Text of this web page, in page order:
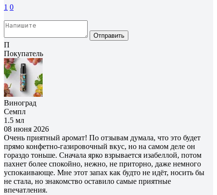
1 0
Отправить
П
Покупатель
Виноград
Семпл
1.5 мл
08 июня 2026
Очень приятный аромат! По отзывам думала, что это будет
прямо конфетно-газировочный вкус, но на самом деле он
гораздо тоньше. Сначала ярко взрывается изабеллой, потом
пахнет более спокойно, нежно, не приторно, даже немного
успокаивающе. Мне этот запах как будто не идёт, носить бы
не стала, но знакомство оставило самые приятные
впечатления.